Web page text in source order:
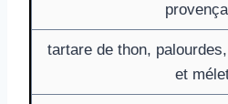
tartare de thon,
et